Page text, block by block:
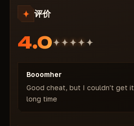
评价
4.0
Booomher
Good cheat, but I couldn't get
long time